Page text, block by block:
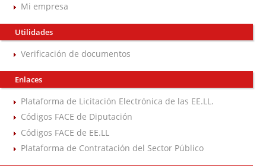
Mi empresa
Utilidades
Verificación de documentos
Enlaces
Plataforma de Licitación Electrónica de las EE.LL.
Códigos FACE de Diputación
Códigos FACE de EE.LL
Plataforma de Contratación del Sector Público